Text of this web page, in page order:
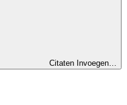
Citaten Invoegen…